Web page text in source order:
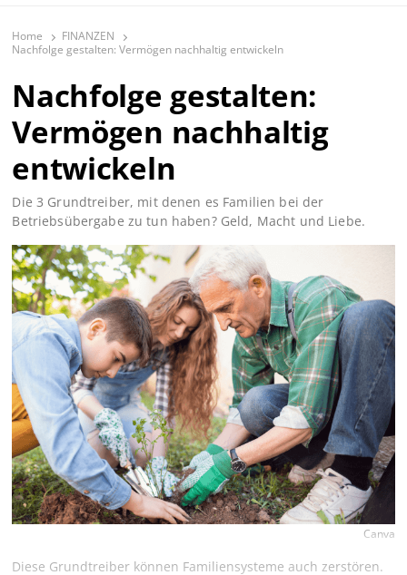
Home
FINANZEN
Nachfolge gestalten: Vermögen nachhaltig entwickeln
Nachfolge gestalten:
Vermögen nachhaltig
entwickeln
Die 3 Grundtreiber, mit denen es Familien bei der
Betriebsübergabe zu tun haben? Geld, Macht und Liebe.
Canva
Diese Grundtreiber können Familiensysteme auch zerstören.